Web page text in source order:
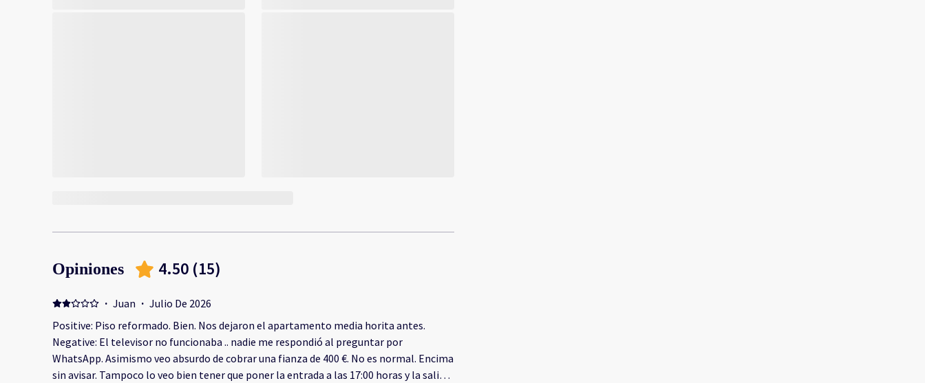
Opiniones 4.50 (15)
· Juan · Julio De 2026
Positive: Piso reformado. Bien. Nos dejaron el apartamento media horita antes.
Negative: El televisor no funcionaba .. nadie me respondió al preguntar por
WhatsApp. Asimismo veo absurdo de cobrar una fianza de 400 €. No es normal. Encima
sin avisar. Tampoco lo veo bien tener que poner la entrada a las 17:00 horas y la salida